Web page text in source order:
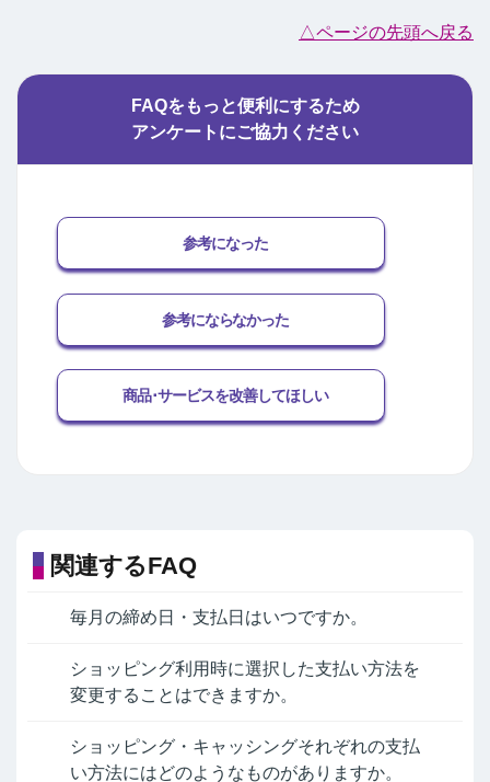
△ページの先頭へ戻る
FAQをもっと便利にするため
アンケートにご協力ください
参考になった
参考にならなかった
商品･サービスを改善してほしい
関連するFAQ
毎月の締め日・支払日はいつですか。
ショッピング利用時に選択した支払い方法を
変更することはできますか。
ショッピング・キャッシングそれぞれの支払
い方法にはどのようなものがありますか。